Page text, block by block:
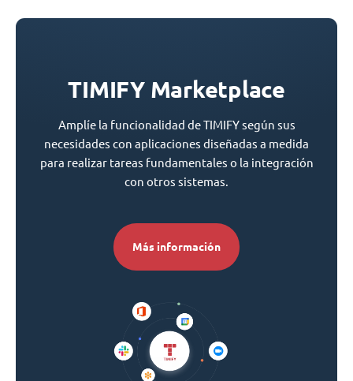
TIMIFY Marketplace
Amplíe la funcionalidad de TIMIFY según sus
necesidades con aplicaciones diseñadas a medida
para realizar tareas fundamentales o la integración
con otros sistemas.
Más información